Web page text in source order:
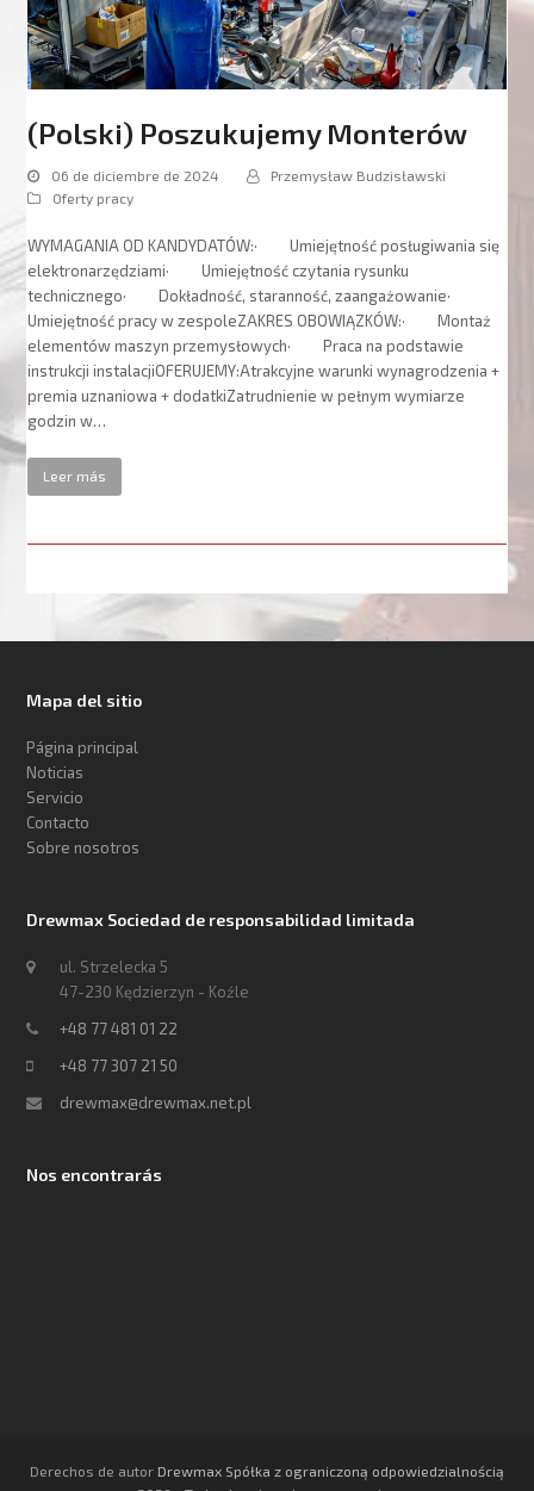
(Polski) Poszukujemy Monterów
06 de diciembre de 2024
Przemysław Budzisławski
Oferty pracy
WYMAGANIA OD KANDYDATÓW:· Umiejętność posługiwania się
elektronarzędziami· Umiejętność czytania rysunku
technicznego· Dokładność, staranność, zaangażowanie·
Umiejętność pracy w zespoleZAKRES OBOWIĄZKÓW:· Montaż
elementów maszyn przemysłowych· Praca na podstawie
instrukcji instalacjiOFERUJEMY:Atrakcyjne warunki wynagrodzenia +
premia uznaniowa + dodatkiZatrudnienie w pełnym wymiarze
godzin w…
Leer más
Mapa del sitio
Página principal
Noticias
Servicio
Contacto
Sobre nosotros
Drewmax Sociedad de responsabilidad limitada
ul. Strzelecka 5
47-230 Kędzierzyn - Koźle
+48 77 481 01 22
+48 77 307 21 50
drewmax@drewmax.net.pl
Nos encontrarás
Derechos de autor Drewmax Spółka z ograniczoną odpowiedzialnością